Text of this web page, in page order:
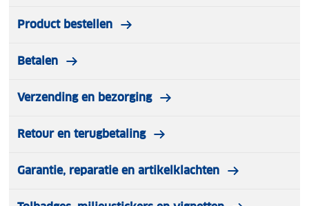
Product bestellen
Betalen
Verzending en bezorging
Retour en terugbetaling
Garantie, reparatie en artikelklachten